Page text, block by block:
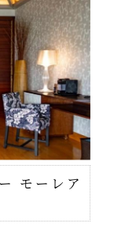
モーレア